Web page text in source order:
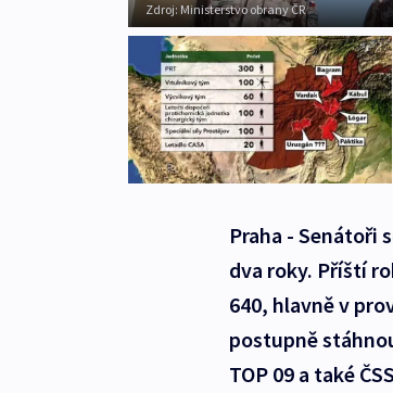
Zdroj:Ministerstvo obrany ČR
Praha - Senátoři
dva roky. Příští
640, hlavně v
postupně
TOP 09 a také